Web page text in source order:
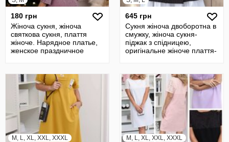
180 грн
Жіноча сукня, жіноча
святкова сукня, плаття
жіноче. Нарядное платье,
женское праздничное
645 грн
Сукня жіноча двоборотна в
смужку, жіноча сукня-
піджак з спідницею,
оригінальне жіноче плаття-
M, L, XL, XXL, XXXL M, L, XL, XXL, XXXL